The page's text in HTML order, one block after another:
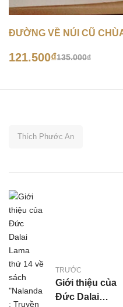
ĐƯỜNG VỀ NÚI CŨ
135.000₫
121.500₫
Thích Phước An
TRƯỚC
Giới thiệu của
Đức Dalai